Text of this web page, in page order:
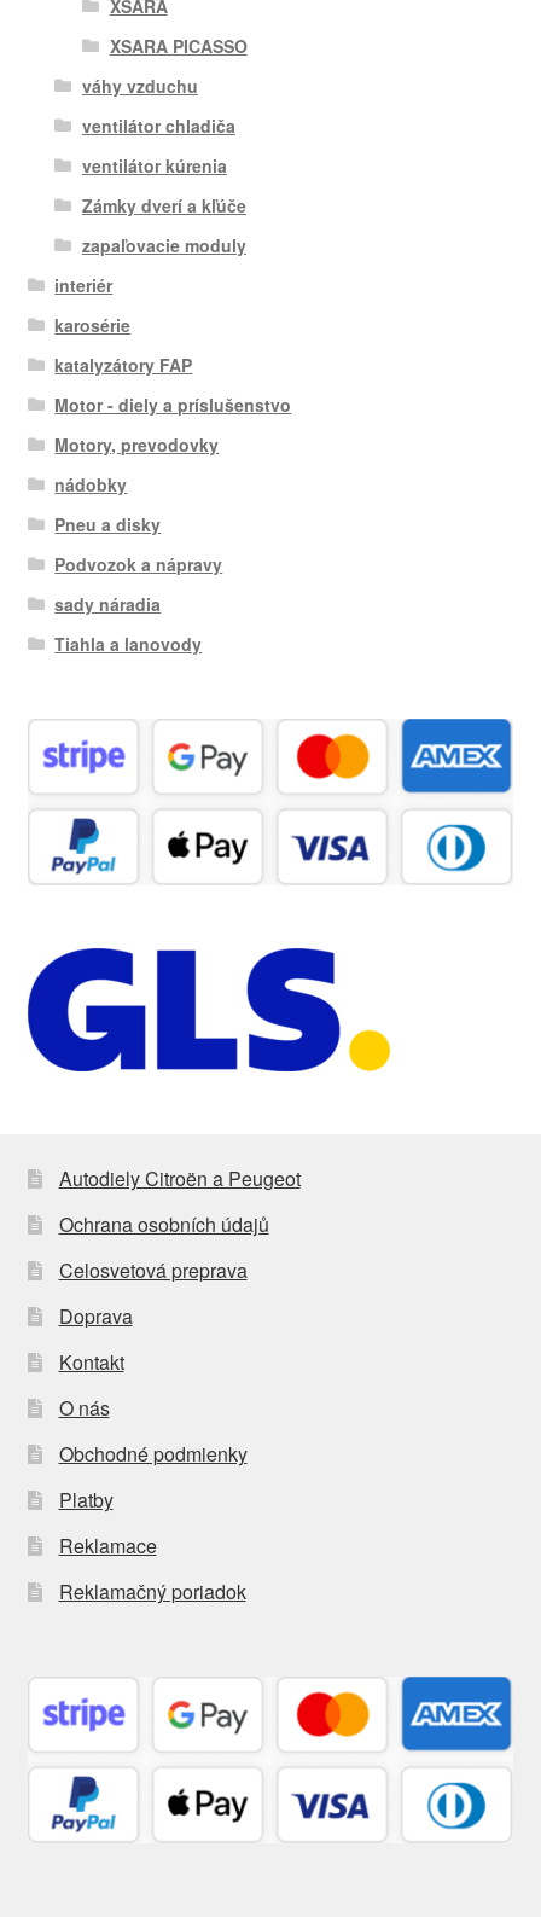
XSARA
XSARA PICASSO
váhy vzduchu
ventilátor chladiča
ventilátor kúrenia
Zámky dverí a kľúče
zapaľovacie moduly
interiér
karosérie
katalyzátory FAP
Motor - diely a príslušenstvo
Motory, prevodovky
nádobky
Pneu a disky
Podvozok a nápravy
sady náradia
Tiahla a lanovody
Autodiely Citroën a Peugeot
Ochrana osobních údajů
Celosvetová preprava
Doprava
Kontakt
O nás
Obchodné podmienky
Platby
Reklamace
Reklamačný poriadok